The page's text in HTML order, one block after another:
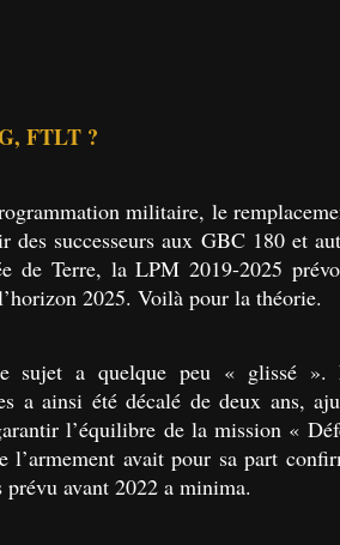
FTLT ?
militaire, le
des successeurs aux GBC 180 et
de Terre, la LPM 2019-2025
2025. Voilà pour la théorie.
sujet a quelque peu « glissé ».
a ainsi été décalé de deux ans,
l’équilibre de la mission «
l’armement avait pour sa part
prévu avant 2022 a minima.